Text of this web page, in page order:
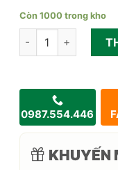
Còn 1000 trong kho
Rèm cửa sáo đứng
0987.554.446
KHUYẾN